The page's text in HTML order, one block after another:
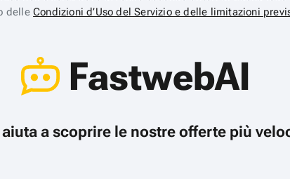
delleCondizioni d’Uso del Servizio e delle limitazioni
FastwebAI
a scoprire le nostre offerte più